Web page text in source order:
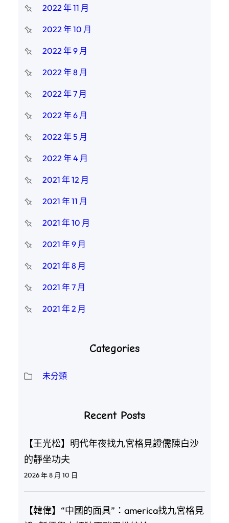
2022 年 11 月
2022 年 10 月
2022 年 9 月
2022 年 8 月
2022 年 7 月
2022 年 6 月
2022 年 5 月
2022 年 4 月
2021 年 12 月
2021 年 11 月
2021 年 10 月
2021 年 9 月
2021 年 8 月
2021 年 7 月
2021 年 2 月
Categories
未分類
Recent Posts
【王光松】明代年夜找九宮格見證儒陳白沙
的靜坐功夫
2026 年 8 月 10 日
【韓偉】“中國的面具”：america找九宮格見